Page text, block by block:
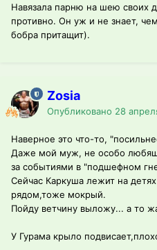
Навязала парню на шею своих
противно. Он уж и не знает,
бобра притащит).
Zosia
Опубликовано 28
Наверное это что-то,
Даже мой муж, не особо
за событиями в "подшефном
Сейчас Каркуша лежит на
рядом,тоже мокрый.
Пойду ветчину выложу... а то
У Гурама крыло